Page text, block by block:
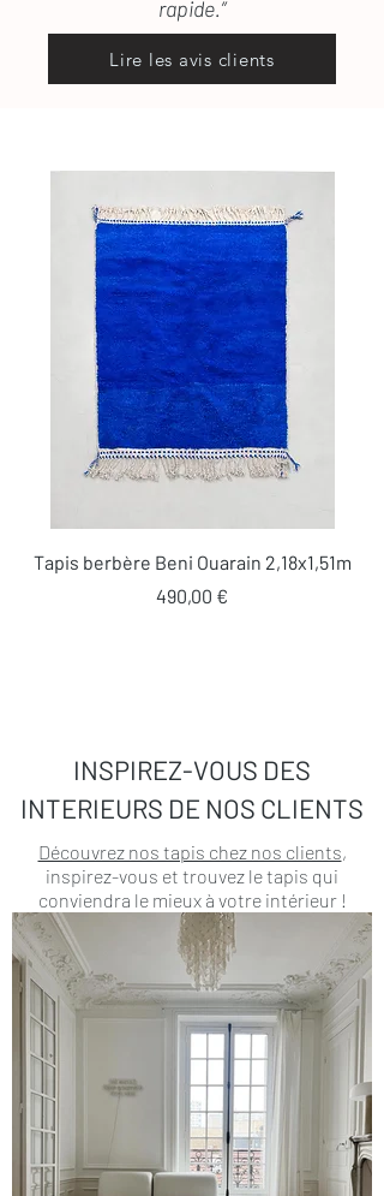
rapide.”
Lire les avis clients
Tapis berbère Beni Ouarain 2,18x1,51m
Prix
490,00 €
INSPIREZ-VOUS DES
INTERIEURS DE NOS CLIENTS
Découvrez nos tapis chez nos clients,
inspirez-vous et trouvez le tapis qui
conviendra le mieux à votre intérieur !